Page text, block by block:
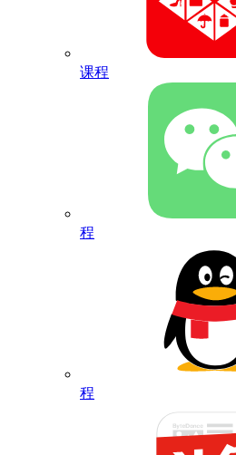
课程
程
程